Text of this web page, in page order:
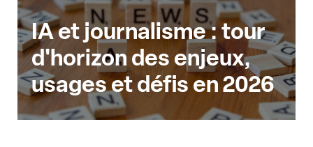
IA et journalisme : tour
d'horizon des enjeux,
usages et défis en 2026